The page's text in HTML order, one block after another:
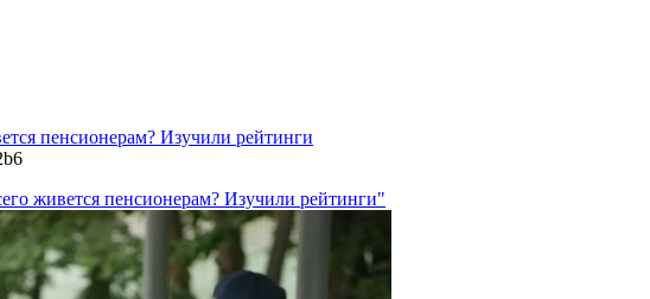
пенсионерам? Изучили рейтинги
живется пенсионерам? Изучили рейтинги"